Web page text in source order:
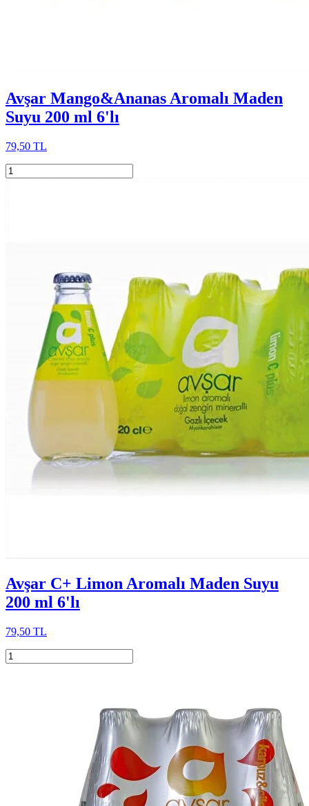
Avşar Mango&Ananas Aromalı Maden
Suyu 200 ml 6'lı
79,50 TL
Avşar C+ Limon Aromalı Maden Suyu
200 ml 6'lı
79,50 TL